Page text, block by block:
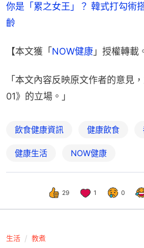
你是「累之女王」？ 韓式打勾術
齡
【本文獲「NOW健康 」授權轉載
「本文內容反映原文作者的意見
01》的立場。」
飲食健康資訊 健康飲食
健康生活 NOW健康
29 1 0
生活 教煮